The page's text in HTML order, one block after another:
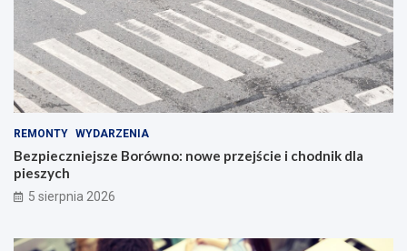
REMONTY WYDARZENIA
Bezpieczniejsze Borówno: nowe przejście i chodnik dla
pieszych
5 sierpnia 2026